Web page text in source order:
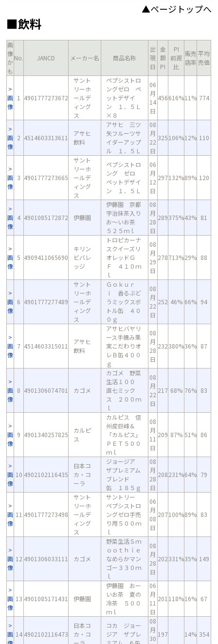
▲ページトップへ
■飲料
画
像
か
も
No. JANCD メーカー名 商品名称
出
現
日
金
額
PI
PI
前週
比
販売
店率
平均
売価
画
像
1 4901777273672
サント
リーホ
ールデ
ィング
ス
ペプシストロ
ングゼロ ペ
ットデザイ
ン １．５Ｌ
×８
06
月
14
日
456616%11% 774
画
像
2 4514603313611
アサヒ
飲料
アサヒ 三ツ
矢フルーツサ
イダーアップ
ル １．５Ｌ
08
月
22
日
325106%12% 110
画
像
3 4901777273665
サント
リーホ
ールデ
ィング
ス
ペプシストロ
ング ゼロ
ペットデザイ
ン １．５Ｌ
06
月
12
日
297132%89% 120
画
像
4 4901085172872 伊藤園
伊藤園 京都
宇治抹茶入り
お～いお茶
５２５ｍｌ
08
月
28
日
289375%43% 81
画
像
5 4909411065690
キリン
ビバレ
ッジ
トロピカーナ
スクイーズリ
オレッドＧ
Ｆ ４１０ｍ
ｌ
08
月
29
日
278713%29% 88
画
像
6 4901777277489
サント
リーホ
ールデ
ィング
ス
Ｇｏｋｕｒ
ｉ 香るぶど
うミックスボ
トル缶 ４０
０ｇ
08
月
22
日
252 46% 66% 94
画
像
7 4514603315011
アサヒ
飲料
アサヒバヤリ
ース手摘み果
実こだわりオ
レＢ缶４００
ｇ
08
月
28
日
232380%36% 87
画
像
8 4901306074701 カゴメ
カゴメ 野菜
生活１００
直七ミック
ス ２００ｍ
ｌ
08
月
22
日
217 68% 76% 83
画
像
9 4901340257825
カルピ
ス
カルピス 信
州産巨峰＆
「カルピス」
ＰＥＴ５００
ｍｌ
08
月
11
日
209 87% 51% 86
画
像
10 4902102116435
日本コ
カ・コ
ーラ
ジョージア
ザプレミアム
ブレンド
缶 １８５ｇ
08
月
28
日
208231%64% 79
画
像
11 4901777273498
サント
リーホ
ールデ
ィング
ス
サントリー
ペプシストロ
ングゼロ手売
り用５００ｍ
ｌ
06
月
08
日
207100%89% 83
画
像
12 4901306033111 カゴメ
野菜生活Ｓｍ
ｏｏｔｈｉｅ
なめらかマン
ゴー３３０ｍ
ｌ
08
月
28
日
202331%35% 149
画
像
13 4901085171431 伊藤園
伊藤園 おー
いお茶 夏の
冷茶 ５００
ｍｌ
06
月
11
日
201 118%16% 67
画 14 4902102116473
日本コ
カ・コ
コカ ジョー
ジア ザプレ
08
月
30
197 14% 354